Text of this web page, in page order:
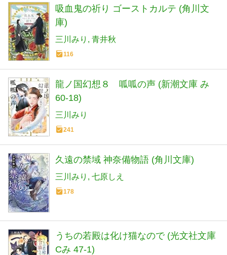
吸血鬼の祈り ゴーストカルテ (角川文
庫)
三川みり 青井秋
116
龍ノ国幻想８ 呱呱の声 (新潮文庫 み
60-18)
三川みり
241
久遠の禁域 神奈備物語 (角川文庫)
三川みり 七原しえ
178
うちの若殿は化け猫なので (光文社文庫
Cみ 47-1)